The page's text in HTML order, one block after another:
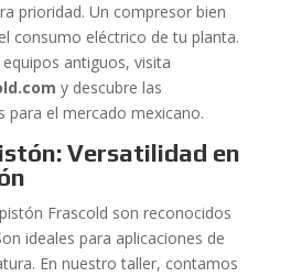
prioridad. Un compresor bien
consumo eléctrico de tu planta.
antiguos, visita
y descubre las
para el mercado mexicano.
Versatilidad en
Frascold son reconocidos
ideales para aplicaciones de
En nuestro taller, contamos